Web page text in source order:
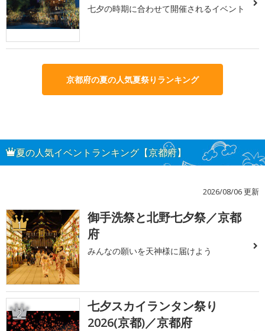
七夕の時期に合わせて開催されるイベント
京都府の夏の人気夏祭りランキング
夏の人気イベントランキング【京都府】
2026/08/06 更新
1
御手洗祭と北野七夕祭／京都
府
みんなの願いを天神様に届けよう
2
七夕スカイランタン祭り
2026(京都)／京都府